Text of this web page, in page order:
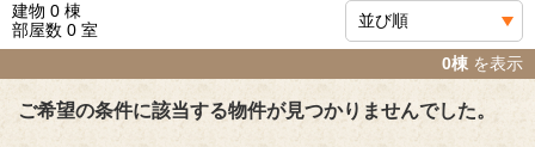
建物 0 棟
部屋数 0 室
0棟 を表示
ご希望の条件に該当する物件が見つかりませんでした。